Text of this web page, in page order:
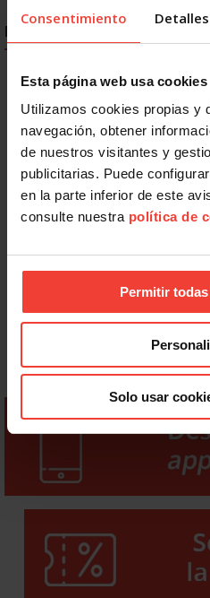
Consentimiento Detalles
Esta página web usa cookies
Utilizamos cookies propias y
navegación, obtener
de nuestros visitantes y
publicitarias. Puede
en la parte inferior de este
consulte nuestra política de
Permitir
Solo usar
ENLACES DESTACADOS